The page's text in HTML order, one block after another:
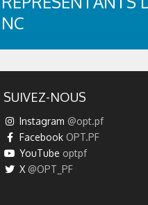
NC
la Présidente-directrice
plaisir d’accueillir sur le site
les dirigeants de l’ OPT
Calédonie : le président du
d'administration, monsieur
LECOURIEUX et le directeur
SUIVEZ-NOUS
Instagram@opt.pf
FacebookOPT.PF
YouTube optpf
X@OPT_PF